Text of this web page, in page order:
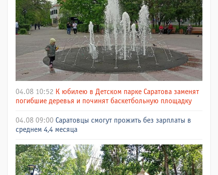
04.08 10:52 К юбилею в Детском парке Саратова заменят
погибшие деревья и починят баскетбольную площадку
04.08 09:00 Саратовцы смогут прожить без зарплаты в
среднем 4,4 месяца